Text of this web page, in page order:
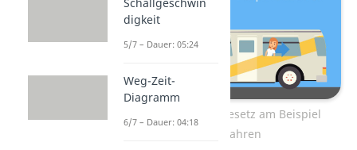
Das Trägheitsgesetz am Beispiel
Busfahren
digkeit
5/7 – Dauer: 05:24
Weg-Zeit-
Diagramm
6/7 – Dauer: 04:18